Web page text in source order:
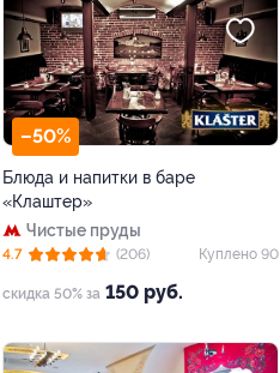
–50%
Блюда и напитки в баре
«Клаштер»
Чистые пруды
скидка 50% за 150 руб.
4.7 (206) Куплено 90